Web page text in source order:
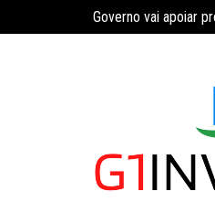
Governo vai apoiar